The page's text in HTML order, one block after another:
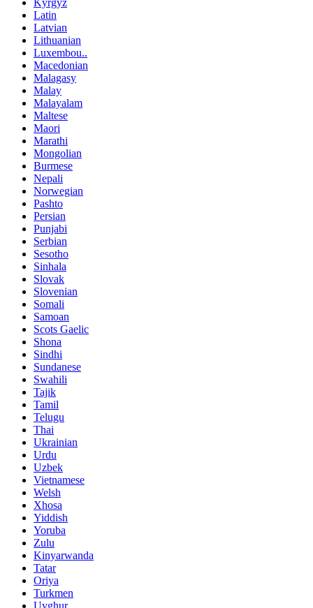
Latin
Latvian
Lithuanian
Luxembou..
Macedonian
Malagasy
Malay
Malayalam
Maltese
Maori
Marathi
Mongolian
Burmese
Nepali
Norwegian
Pashto
Persian
Punjabi
Serbian
Sesotho
Sinhala
Slovak
Slovenian
Somali
Samoan
Scots Gaelic
Shona
Sindhi
Sundanese
Swahili
Tajik
Tamil
Telugu
Thai
Ukrainian
Urdu
Uzbek
Vietnamese
Welsh
Xhosa
Yiddish
Yoruba
Zulu
Kinyarwanda
Tatar
Oriya
Turkmen
Uyghur